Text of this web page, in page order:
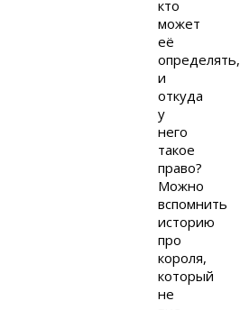
кто
может
её
определять,
и
откуда
у
него
такое
право?
Можно
вспомнить
историю
про
короля,
который
не